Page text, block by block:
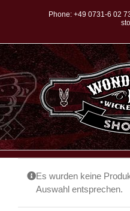
springen
Phone: +49 0731-6 02
Es wurden keine
Auswahl entsprechen.